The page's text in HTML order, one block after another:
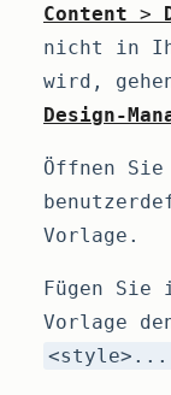
Content >
nicht in
wird,
Design-
Öffnen Sie
Vorlage.
Fügen Sie
Vorlage